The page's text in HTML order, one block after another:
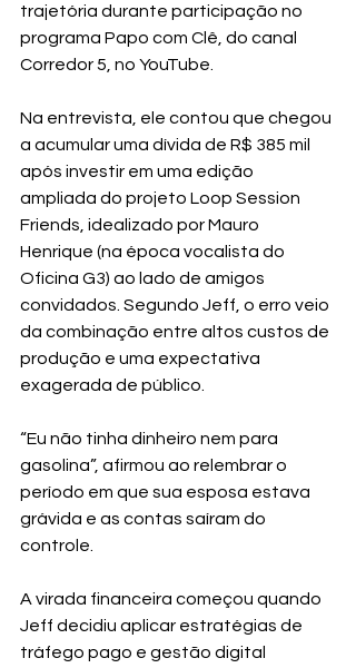
trajetória durante participação no
programa Papo com Clê, do canal
Corredor 5, no YouTube.
Na entrevista, ele contou que chegou
a acumular uma dívida de R$ 385 mil
após investir em uma edição
ampliada do projeto Loop Session
Friends, idealizado por Mauro
Henrique (na época vocalista do
Oficina G3) ao lado de amigos
convidados. Segundo Jeff, o erro veio
da combinação entre altos custos de
produção e uma expectativa
exagerada de público.
“Eu não tinha dinheiro nem para
gasolina”, afirmou ao relembrar o
período em que sua esposa estava
grávida e as contas saíram do
controle.
A virada financeira começou quando
Jeff decidiu aplicar estratégias de
tráfego pago e gestão digital